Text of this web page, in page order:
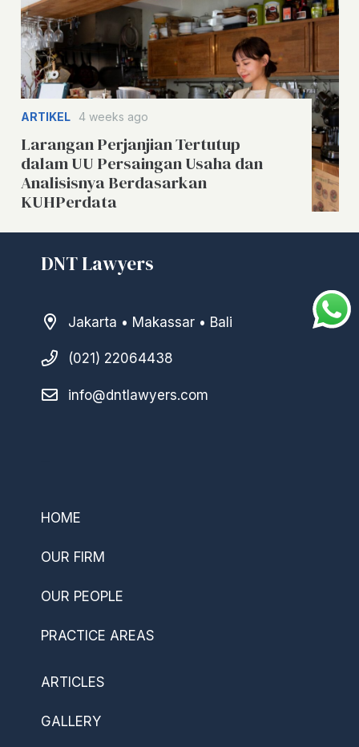
ARTIKEL 4 weeks ago
Larangan Perjanjian Tertutup
dalam UU Persaingan Usaha dan
Analisisnya Berdasarkan
KUHPerdata
DNT Lawyers
Jakarta • Makassar • Bali
(021) 22064438
info@dntlawyers.com
HOME
OUR FIRM
OUR PEOPLE
PRACTICE AREAS
ARTICLES
GALLERY